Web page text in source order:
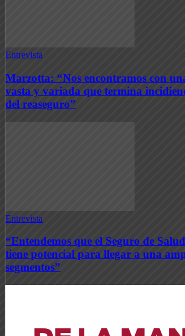
Entrevista
Marzotta: “Nos encontramos con
vasta y variada que termina
del reaseguro”
Entrevista
“Entendemos que el Seguro de
tiene potencial para llegar a una
segmentos”